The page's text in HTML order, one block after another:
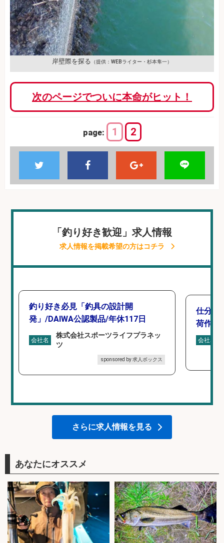
岸壁際を探る （提供：WEBライター・杉本隼一）
次のページでついに本命がヒット！
page: 1 2
「釣り好き歓迎」求人情報
求人情報を掲載希望の方はコチラ
釣り好き必見「釣具の設計開
発」/DAIWA公認製品/年休117日
会社名
株式会社スポーツライフプラネッ
ツ
sponsored by 求人ボックス
仕分け
荷作業
会社名
さらに求人情報を見る
あなたにオススメ